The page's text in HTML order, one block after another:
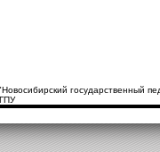
государственный